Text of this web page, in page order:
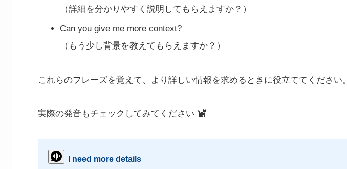
（詳細を分かりやすく説明してもらえますか？）
Can you give me more context?
（もう少し背景を教えてもらえますか？）
これらのフレーズを覚えて、より詳しい情報を求めるときに役立ててください。
実際の発音もチェックしてみてください
I need more details